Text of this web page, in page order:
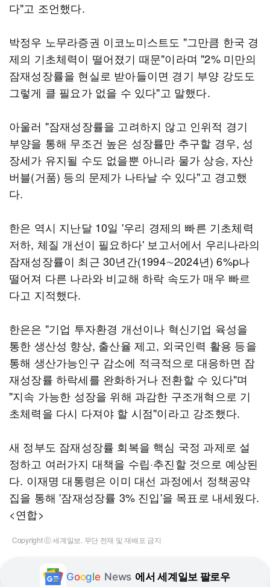
다"고 조언했다.
박정우 노무라증권 이코노미스트도 "그만큼 한국 경
제의 기초체력이 떨어졌기 때문"이라며 "2% 미만의
잠재성장률을 현실로 받아들이면 경기 부양 강도도
그렇게 클 필요가 없을 수 있다"고 말했다.
아울러 "잠재성장률을 고려하지 않고 인위적 경기
부양을 통해 무조건 높은 성장률만 추구할 경우, 성
장세가 유지될 수도 없을뿐 아니라 물가 상승, 자산
버블(거품) 등의 문제가 나타날 수 있다"고 경고했
다.
한은 역시 지난달 10일 '우리 경제의 빠른 기초체력
저하, 체질 개선이 필요하다' 보고서에서 우리나라의
잠재성장률이 최근 30년간(1994∼2024년) 6%p나
떨어져 다른 나라와 비교해 하락 속도가 매우 빠르
다고 지적했다.
한은은 "기업 투자환경 개선이나 혁신기업 육성을
통한 생산성 향상, 출산율 제고, 외국인력 활용 등을
통해 생산가능인구 감소에 적극적으로 대응하면 잠
재성장률 하락세를 완화하거나 전환할 수 있다"며
"지속 가능한 성장을 위해 과감한 구조개혁으로 기
초체력을 다시 다져야 할 시점"이라고 강조했다.
새 정부도 잠재성장률 회복을 핵심 국정 과제로 설
정하고 여러가지 대책을 수립·추진할 것으로 예상된
다. 이재명 대통령은 이미 대선 과정에서 정책공약
집을 통해 '잠재성장률 3% 진입'을 목표로 내세웠다.
<연합>
Copyright ⓒ 세계일보. 무단 전재 및 재배포 금지
Google News 에서 세계일보 팔로우